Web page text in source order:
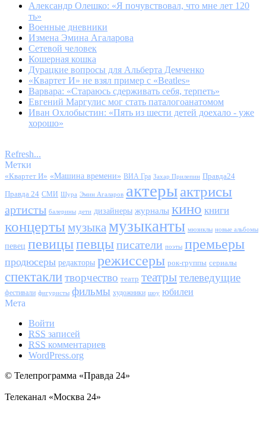
Александр Олешко: «Я почувствовал, что мне лет 120
ть»
Военные дневники
Измена Эмина Агаларова
Сетевой человек
Кошерная кошка
Дурацкие вопросы для Альберта Демченко
«Квартет И» не взял пример с «Beatles»
Варвара: «Стараюсь сдерживать себя, терпеть»
Евгений Маргулис мог стать паталогоанатомом
Иван Охлобыстин: «Пять из шести детей доехало - уже
хорошо»
Refresh...
Метки
«Квартет И» «Машина времени» ВИА Гра Захар Прилепин Правда24
Правда 24 СМИ Шура Эмин Агаларов актерыактрисы
артисты балерины дети дизайнеры журналы кино книги
концерты музыкамузыканты мюзиклы новые альбомы
певец певицыпевцыписатели поэты премьеры
продюсеры редакторы режиссеры рок-группы сериалы
спектаклитворчество театр театрытелеведущие
фестивали фигуристы фильмы художники шоу юбилеи
Мета
Войти
RSS записей
RSS комментариев
WordPress.org
© Телепрограмма «Правда 24»
Телеканал «Москва 24»